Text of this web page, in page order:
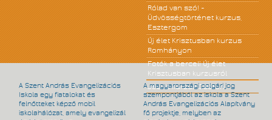
Rólad van szó! -
Üdvösségtörténet kurzus,
Esztergom
Új élet Krisztusban kurzus
Romhányon
Fotók a berceli Új élet
Krisztusban kurzusról
Jézus kurzus Csóton
A Szent András Evangelizációs
Iskola egy fiatalokat és
felnőtteket képző mobil
iskolahálózat, amely evangelizál
A magyarországi polgári jog
szempontjából az iskola a Szent
András Evangelizációs Alapítvány
fő projektje, melyben az